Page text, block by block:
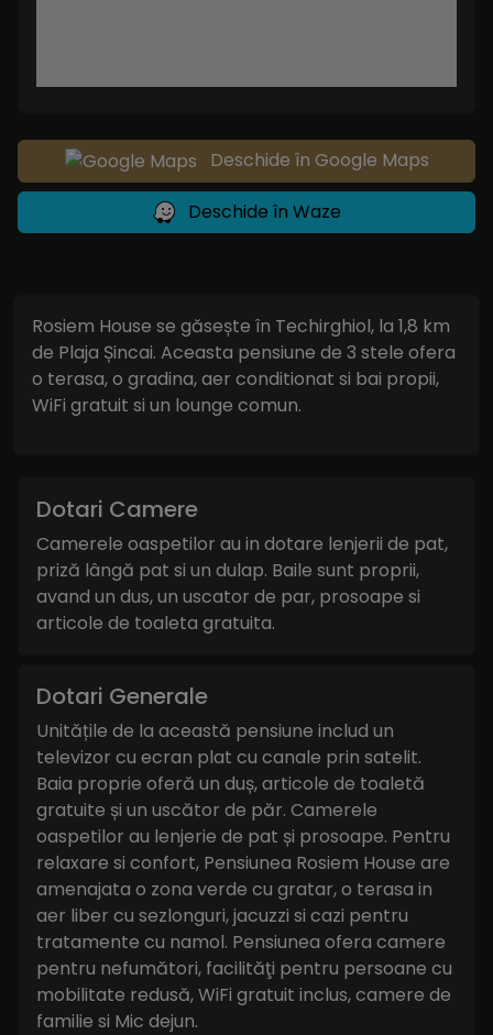
Deschide în Google Maps
Deschide în Waze
Rosiem House se găsește în Techirghiol, la 1,8 km
de Plaja Șincai. Aceasta pensiune de 3 stele ofera
o terasa, o gradina, aer conditionat si bai propii,
WiFi gratuit si un lounge comun.
Dotari Camere
Camerele oaspetilor au in dotare lenjerii de pat,
priză lângă pat si un dulap. Baile sunt proprii,
avand un dus, un uscator de par, prosoape si
articole de toaleta gratuita.
Dotari Generale
Unitățile de la această pensiune includ un
televizor cu ecran plat cu canale prin satelit.
Baia proprie oferă un duș, articole de toaletă
gratuite și un uscător de păr. Camerele
oaspetilor au lenjerie de pat și prosoape. Pentru
relaxare si confort, Pensiunea Rosiem House are
amenajata o zona verde cu gratar, o terasa in
aer liber cu sezlonguri, jacuzzi si cazi pentru
tratamente cu namol. Pensiunea ofera camere
pentru nefumători, facilităţi pentru persoane cu
mobilitate redusă, WiFi gratuit inclus, camere de
familie si Mic dejun.